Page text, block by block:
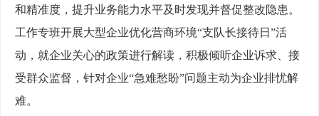
和精准度，提升业务能力水平及时发现并督促整改隐患。
工作专班开展大型企业优化营商环境“支队长接待日”活
动，就企业关心的政策进行解读，积极倾听企业诉求、接
受群众监督，针对企业“急难愁盼”问题主动为企业排忧解
难。